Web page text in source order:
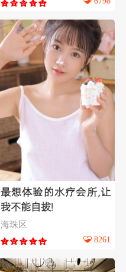
最想体验的水疗会所,让
我不能自拔!
海珠区
8261